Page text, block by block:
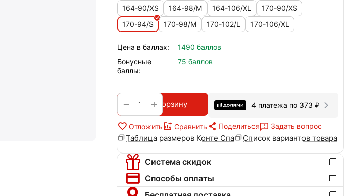
164-90/XS
164-98/M 164-106/XL
170-90/XS
170-94/S
170-98/M 170-102/L 170-106/XL
Цена в баллах:
1490 баллов
Бонусные
баллы:
75 баллов
+
− В корзину 4 платежа по 373 ₽
Отложить Сравнить Поделиться Задать вопрос
Таблица размеров Конте Спа Список вариантов товара
Система скидок
Способы оплаты